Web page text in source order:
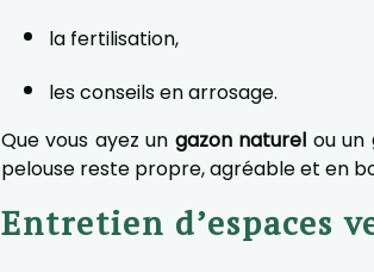
la fertilisation,
les conseils en arrosage.
Que vous ayez un gazon naturel ou un
pelouse reste propre, agréable et en
Entretien d’espaces